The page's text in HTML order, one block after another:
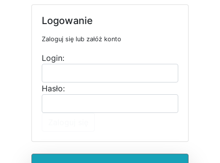
Logowanie
Zaloguj się lub załóż konto
Login:
Hasło: